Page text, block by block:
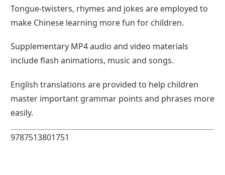
Tongue-twisters, rhymes and jokes are employed to
make Chinese learning more fun for children.
Supplementary MP4 audio and video materials
include flash animations, music and songs.
English translations are provided to help children
master important grammar points and phrases more
easily.
9787513801751